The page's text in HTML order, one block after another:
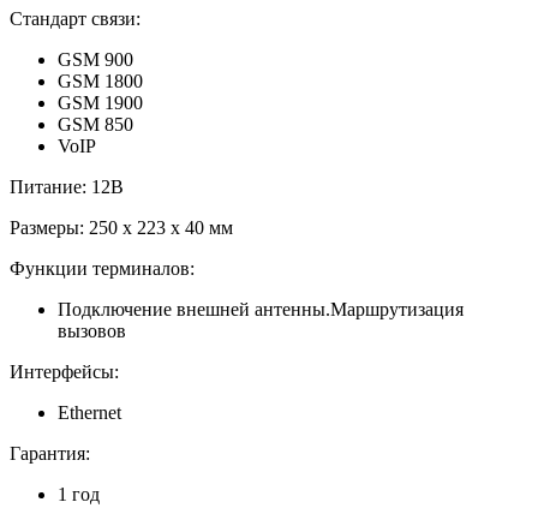
Стандарт связи:
GSM 900
GSM 1800
GSM 1900
GSM 850
VoIP
Питание: 12В
Размеры: 250 х 223 х 40 мм
Функции терминалов:
Подключение внешней антенны.Маршрутизация
вызовов
Интерфейсы:
Ethernet
Гарантия:
1 год